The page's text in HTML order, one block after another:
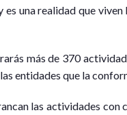
una realidad que
más de 370
entidades que la
las actividades con